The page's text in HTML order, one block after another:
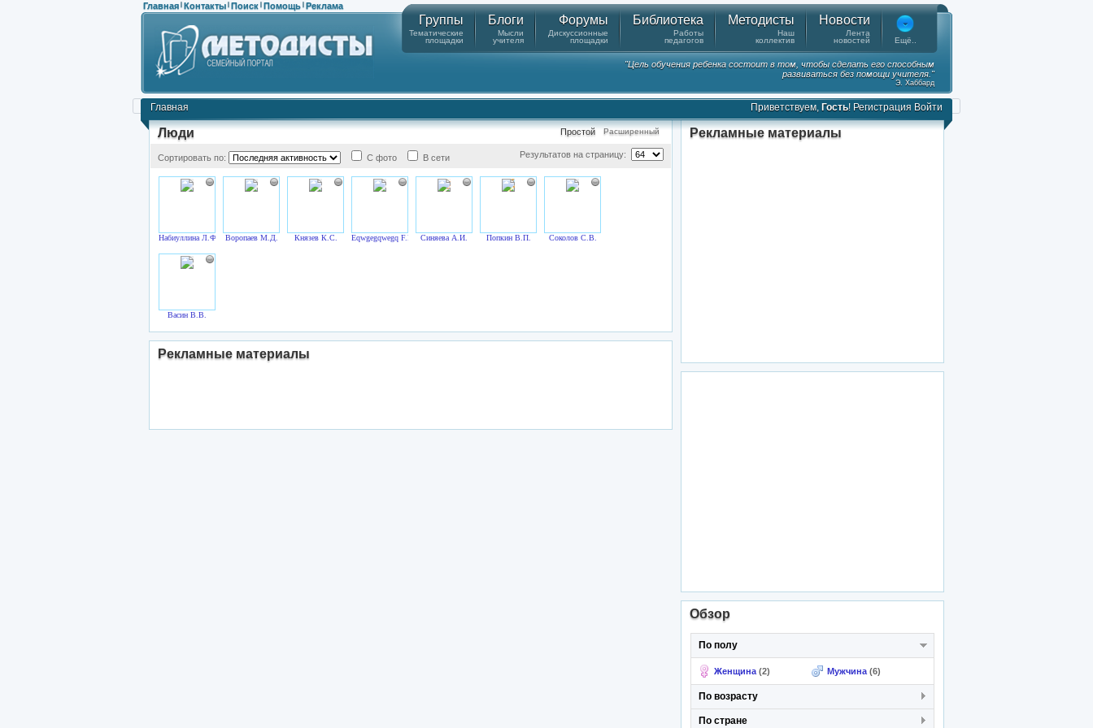
Главная | Контакты | Поиск | Помощь | Реклама
Группы
Тематические
площадки
Блоги
Мысли
учителя
Форумы
Дискуссионные
площадки
Библиотека
Работы
педагогов
Методисты
Наш
коллектив
Новости
Лента
новостей
Ещё..
"Цель обучения ребенка состоит в том, чтобы сделать его способным
развиваться без помощи учителя."
Э. Хаббард
Главная Приветствуем, Гость! Регистрация Войти
Люди Простой Расширенный
Сортировать по: С фото В сети Результатов на страницу:
Набиуллина Л.Ф. Воропаев М.Д. Князев К.С. Eqwgegqwegq F.E. Синяева А.И. Попкин В.П. Соколов С.В.
Васин В.В.
Рекламные материалы
Рекламные материалы
Обзор
По полу
Женщина (2) Мужчина (6)
По возрасту
По стране